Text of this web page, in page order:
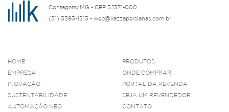
Contagem/MG - CEP 32371-000
(31) 3393-1313 - web@kazzapersianas.com.br
HOME
EMPRESA
INOVAÇÃO
SUSTENTABILIDADE
AUTOMAÇÃO NEO
PRODUTOS
ONDE COMPRAR
PORTAL DA REVENDA
SEJA UM REVENDEDOR
CONTATO